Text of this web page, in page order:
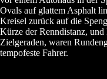
Ovals auf glattem Asphalt
Kreisel zurück auf die
Kürze der Renndistanz,
Zielgeraden, waren
tempofeste Fahrer.